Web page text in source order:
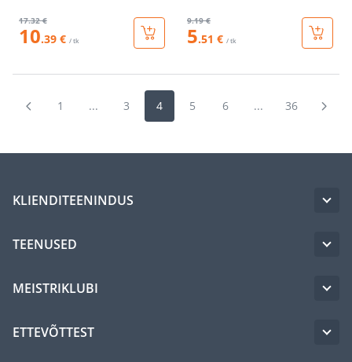
17.32 €
10.39 € / tk
9.19 €
5.51 € / tk
1 ... 3 4 5 6 ... 36
KLIENDITEENINDUS
TEENUSED
MEISTRIKLUBI
ETTEVÕTTEST